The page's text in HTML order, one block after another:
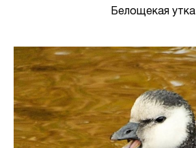
Белощекая утка